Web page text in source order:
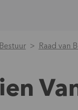
Bestuur Raad van